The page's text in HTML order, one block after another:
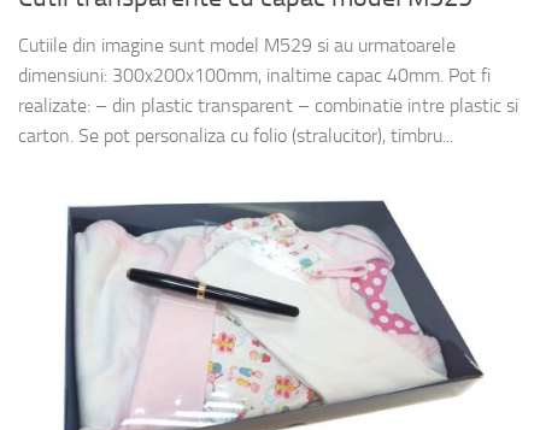
Cutiile din imagine sunt model M529 si au urmatoarele
dimensiuni: 300x200x100mm, inaltime capac 40mm. Pot fi
realizate: – din plastic transparent – combinatie intre plastic si
carton. Se pot personaliza cu folio (stralucitor), timbru...